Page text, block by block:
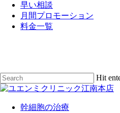
早い相談
月間プロモーション
料金一覧
content
Hit
Close
Menu
幹細胞の治療